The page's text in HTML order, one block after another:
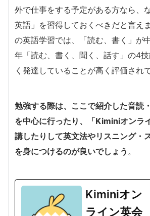
外で仕事をする予定がある方なら、
英語」を習得しておくべきだと言え
の英語学習では、「読む、書く」が
年「読む、書く、聞く、話す」の4
く発達していることが高く評価され
勉強する際は、ここで紹介した音読
を中心に行ったり、「Kiminiオンラ
講したりして英文法やリスニング・
を身につけるのが良いでしょう 。
Kiminiオン
ライン英会